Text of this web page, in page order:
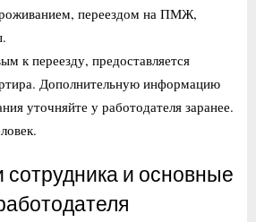
переездом на ПМЖ,
к переезду, предоставляется
Дополнительную информацию
уточняйте у работодателя заранее.
сотрудника и основные